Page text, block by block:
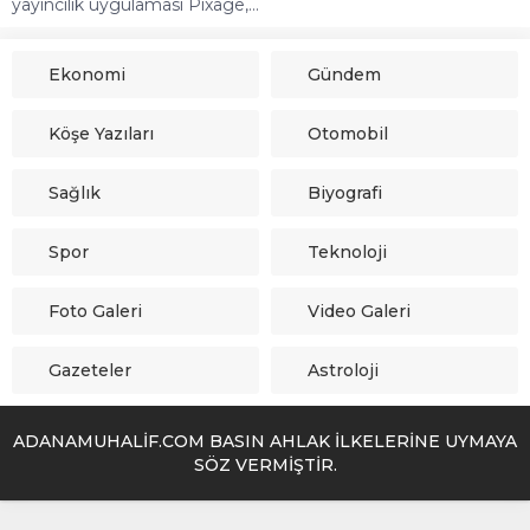
yayıncılık uygulaması Pixage,...
Ekonomi Gündem
Köşe Yazıları Otomobil
Sağlık Biyografi
Spor Teknoloji
Foto Galeri Video Galeri
Gazeteler Astroloji
ADANAMUHALİF.COM BASIN AHLAK İLKELERİNE UYMAYA
SÖZ VERMİŞTİR.